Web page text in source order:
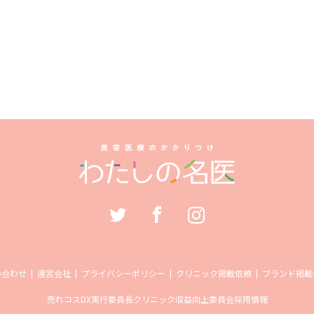
わせ 運営会社 プライバシーポリシー クリニック掲載依頼 ブランド掲
売れコスDX実行委員長クリニック収益向上委員会採用情報